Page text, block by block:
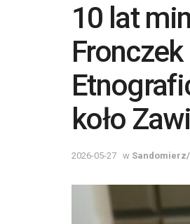
10 lat
koło
2026-05-27 w